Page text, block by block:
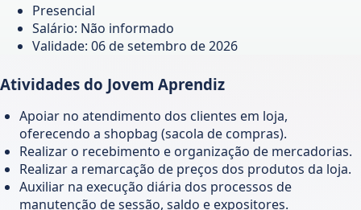
Presencial
Salário: Não informado
Validade: 06 de setembro de 2026
Atividades do Jovem Aprendiz
Apoiar no atendimento dos clientes em loja,
oferecendo a shopbag (sacola de compras).
Realizar o recebimento e organização de mercadorias.
Realizar a remarcação de preços dos produtos da loja.
Auxiliar na execução diária dos processos de
manutenção de sessão, saldo e expositores.